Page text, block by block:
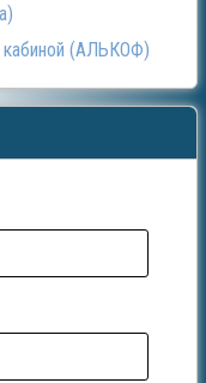
кабиной (АЛЬКОФ)